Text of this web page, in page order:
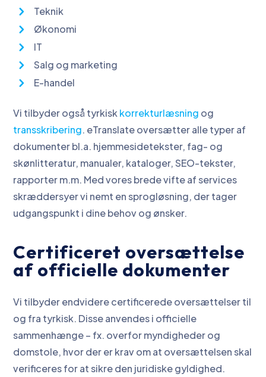
Teknik
Økonomi
IT
Salg og marketing
E-handel
Vi tilbyder også tyrkisk korrekturlæsning og
transskribering. eTranslate oversætter alle typer af
dokumenter bl.a. hjemmesidetekster, fag- og
skønlitteratur, manualer, kataloger, SEO-tekster,
rapporter m.m. Med vores brede vifte af services
skræddersyer vi nemt en sprogløsning, der tager
udgangspunkt i dine behov og ønsker.
Certificeret oversættelse
af officielle dokumenter
Vi tilbyder endvidere certificerede oversættelser til
og fra tyrkisk. Disse anvendes i officielle
sammenhænge – fx. overfor myndigheder og
domstole, hvor der er krav om at oversættelsen skal
verificeres for at sikre den juridiske gyldighed.